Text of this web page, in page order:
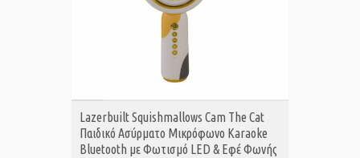
ΑΓΟΡΑ
Lazerbuilt Squishmallows Cam The Cat
Παιδικό Ασύρματο Μικρόφωνο Karaoke
Bluetooth με Φωτισμό LED & Εφέ Φωνής